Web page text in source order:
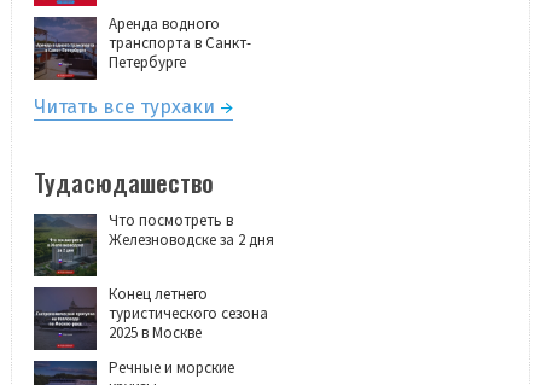
Аренда водного
транспорта в Санкт-
Петербурге
Читать все турхаки
Тудасюдашество
Что посмотреть в
Железноводске за 2 дня
Конец летнего
туристического сезона
2025 в Москве
Речные и морские